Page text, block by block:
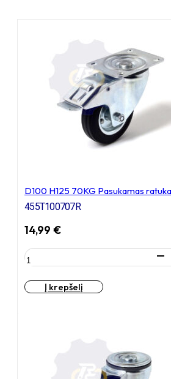
D100 H125 70KG Pasukamas
455T100707R
14,99 €
produkto
kiekis:
D100
H125Į krepšelį